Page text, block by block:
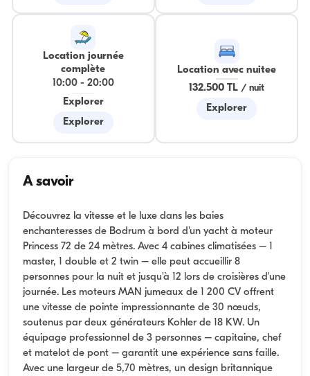
Location journée
complète
10:00- 20:00
Explorer
Explorer
Location avec nuitee
132.500 TL /nuit
Explorer
A savoir
Découvrez la vitesse et le luxe dans les baies
enchanteresses de Bodrum à bord d'un yacht à moteur
Princess 72 de 24 mètres. Avec 4 cabines climatisées – 1
master, 1 double et 2 twin – elle peut accueillir 8
personnes pour la nuit et jusqu'à 12 lors de croisières d'une
journée. Les moteurs MAN jumeaux de 1 200 CV offrent
une vitesse de pointe impressionnante de 30 nœuds,
soutenus par deux générateurs Kohler de 18 KW. Un
équipage professionnel de 3 personnes – capitaine, chef
et matelot de pont – garantit une expérience sans faille.
Avec une largeur de 5,70 mètres, un design britannique